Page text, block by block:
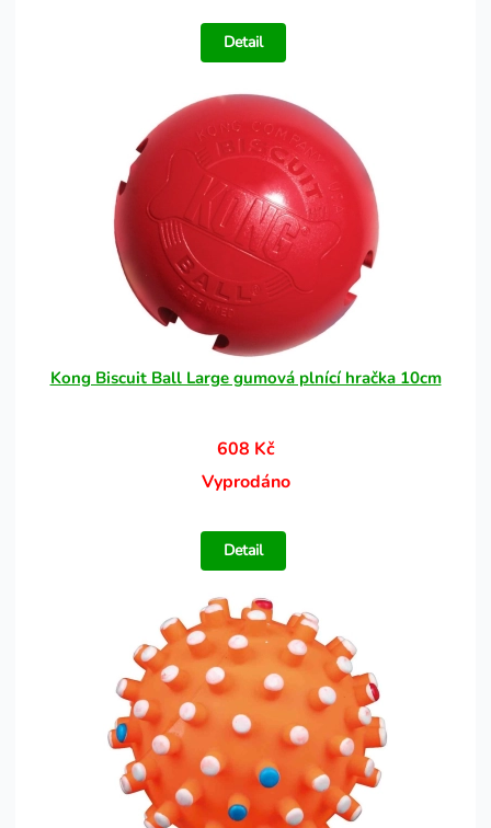
Detail
Kong Biscuit Ball Large gumová plnící hračka 10cm
608 Kč
Vyprodáno
Detail